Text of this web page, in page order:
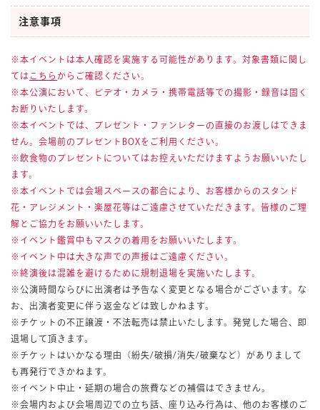
注意事項
※本イベントは本人確認を実施する可能性があります。対象書類に関し
ては こちら からご確認ください。
※本公演において、ビデオ・カメラ・携帯電話等での撮影・録音は固く
お断りいたします。
※本イベントでは、プレゼント・ファンレターの直接のお渡しはできま
せん。会場前のプレゼントBOXをご利用ください。
※飲食物のプレゼントについてはお控えいただけますようお願いいたし
ます。
※本イベントでは会場スペースの都合により、お客様からのスタンド
花・アレジメント・楽屋花等はご遠慮させていただきます。皆様のご理
解とご協力をお願いいたします。
※イベント鑑賞中もマスクの着用をお願いいたします。
※イベント中は大きな声での声援はご遠慮ください。
※終演後は混雑を避けるために規制退場を実施いたします。
※公演時間ならびに出演者は予告なく変更となる場合がございます。な
お、出演者変更に伴う返金などは致しかねます。
※チケットの不正譲渡・不法転売は禁止いたします。発覚した場合、即
退場して頂きます。
※チケットはいかなる理由（紛失/破損/消失/破棄など）がありまして
も再発行できかねます。
※イベント中止・延期の場合の旅費などの補償はできません。
※会場内および会場周辺での立ち話、座り込み行為は、他のお客様のご